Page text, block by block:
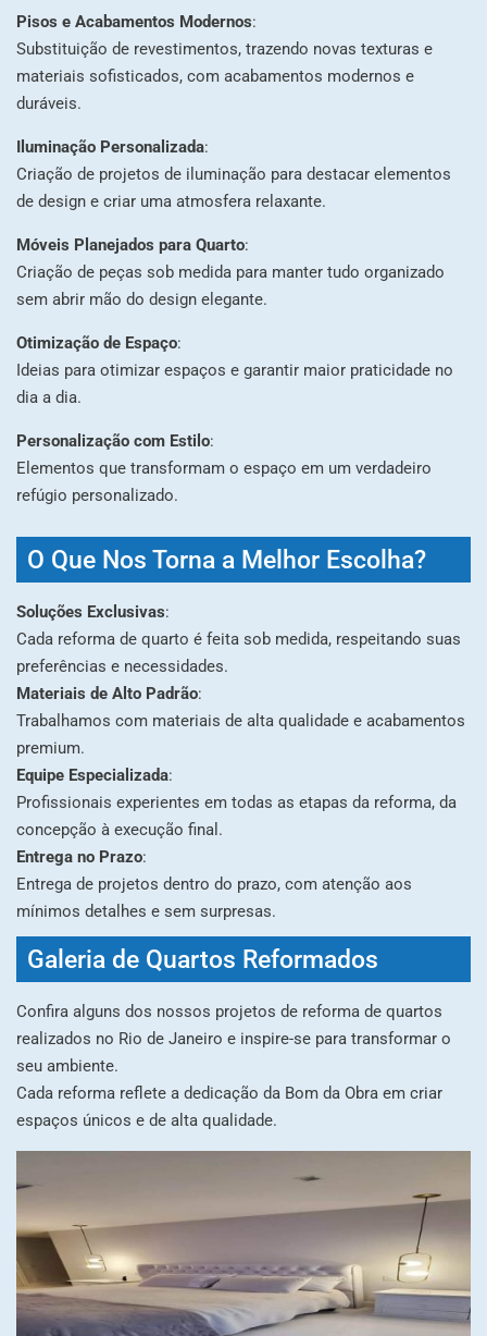
Pisos e Acabamentos Modernos:
Substituição de revestimentos, trazendo novas texturas e
materiais sofisticados, com acabamentos modernos e
duráveis.
Iluminação Personalizada:
Criação de projetos de iluminação para destacar elementos
de design e criar uma atmosfera relaxante.
Móveis Planejados para Quarto:
Criação de peças sob medida para manter tudo organizado
sem abrir mão do design elegante.
Otimização de Espaço:
Ideias para otimizar espaços e garantir maior praticidade no
dia a dia.
Personalização com Estilo:
Elementos que transformam o espaço em um verdadeiro
refúgio personalizado.
O Que Nos Torna a Melhor Escolha?
Soluções Exclusivas:
Cada reforma de quarto é feita sob medida, respeitando suas
preferências e necessidades.
Materiais de Alto Padrão:
Trabalhamos com materiais de alta qualidade e acabamentos
premium.
Equipe Especializada:
Profissionais experientes em todas as etapas da reforma, da
concepção à execução final.
Entrega no Prazo:
Entrega de projetos dentro do prazo, com atenção aos
mínimos detalhes e sem surpresas.
Galeria de Quartos Reformados
Confira alguns dos nossos projetos de reforma de quartos
realizados no Rio de Janeiro e inspire-se para transformar o
seu ambiente.
Cada reforma reflete a dedicação da Bom da Obra em criar
espaços únicos e de alta qualidade.